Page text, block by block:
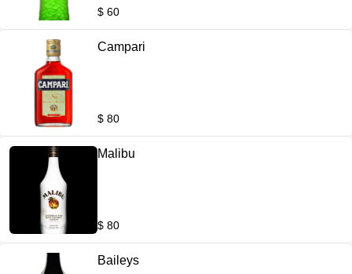
$ 60
Campari
$ 80
Malibu
$ 80
Baileys